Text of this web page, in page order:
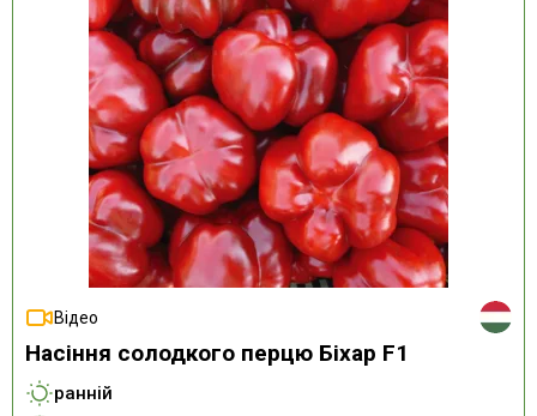
Відео
Насіння солодкого перцю Біхар F1
ранній